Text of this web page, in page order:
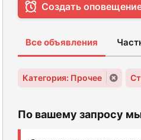
Создать
Все объявления
Категория: Прочее
По вашему запросу